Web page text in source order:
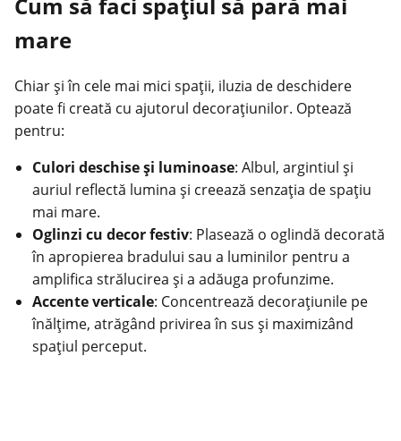
mare
Chiar și în cele mai mici spații, iluzia de deschidere
poate fi creată cu ajutorul decorațiunilor. Optează
pentru:
Culori deschise și luminoase: Albul, argintiul și
auriul reflectă lumina și creează senzația de spațiu
mai mare.
Oglinzi cu decor festiv: Plasează o oglindă decorată
în apropierea bradului sau a luminilor pentru a
amplifica strălucirea și a adăuga profunzime.
Accente verticale: Concentrează decorațiunile pe
înălțime, atrăgând privirea în sus și maximizând
spațiul perceput.